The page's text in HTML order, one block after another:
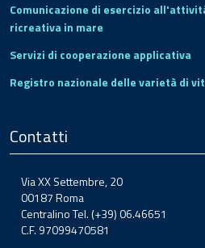
Comunicazione di esercizio
ricreativa in mare
Servizi di cooperazione applicativa
Registro nazionale delle varietà di
Contatti
Via XX Settembre, 20
00187 Roma
Centralino Tel. (+39) 06.46651
C.F. 97099470581